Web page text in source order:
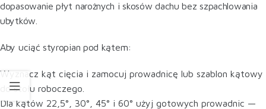
dopasowanie płyt narożnych i skosów dachu bez szpachlowania
ubytków.
Aby uciąć styropian pod kątem:
Wyznacz kąt cięcia i zamocuj prowadnicę lub szablon kątowy
do stołu roboczego.
Dla kątów 22,5°, 30°, 45° i 60° użyj gotowych prowadnic —